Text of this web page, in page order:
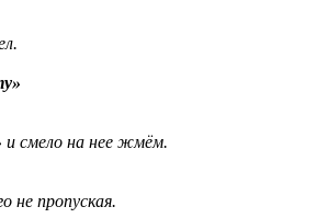
и смело на нее жмём.
не пропуская.